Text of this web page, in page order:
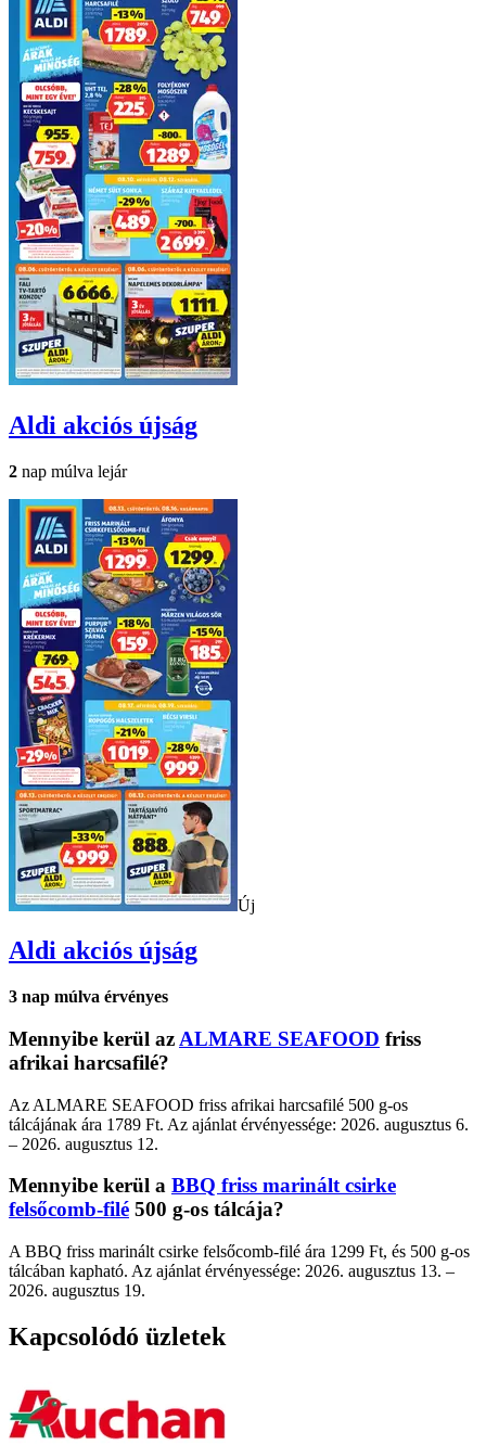
Aldi akciós újság
2 nap múlva lejár
Új
Aldi akciós újság
3 nap múlva érvényes
Mennyibe kerül az ALMARE SEAFOOD friss
afrikai harcsafilé?
Az ALMARE SEAFOOD friss afrikai harcsafilé 500 g-os
tálcájának ára 1789 Ft. Az ajánlat érvényessége: 2026. augusztus 6.
– 2026. augusztus 12.
Mennyibe kerül a BBQ friss marinált csirke
felsőcomb-filé 500 g-os tálcája?
A BBQ friss marinált csirke felsőcomb-filé ára 1299 Ft, és 500 g-os
tálcában kapható. Az ajánlat érvényessége: 2026. augusztus 13. –
2026. augusztus 19.
Kapcsolódó üzletek